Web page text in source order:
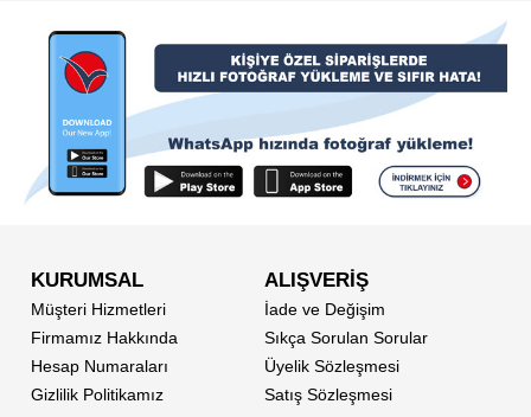
KURUMSAL
Müşteri Hizmetleri
Firmamız Hakkında
Hesap Numaraları
Gizlilik Politikamız
ALIŞVERİŞ
İade ve Değişim
Sıkça Sorulan Sorular
Üyelik Sözleşmesi
Satış Sözleşmesi